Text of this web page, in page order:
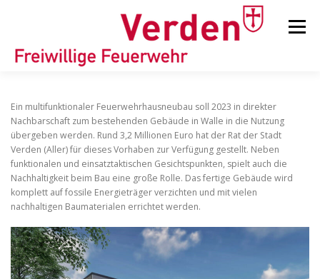
Menü
ORTSFEUERWEHREN
KINDER-/JUGENDFEUERWEHR AUSRÜSTUNG
TIPPS/TRICKS
Ein multifunktionaler Feuerwehrhausneubau soll 2023 in direkter
Nachbarschaft zum bestehenden Gebäude in Walle in die Nutzung
übergeben werden. Rund 3,2 Millionen Euro hat der Rat der Stadt
Verden (Aller) für dieses Vorhaben zur Verfügung gestellt. Neben
funktionalen und einsatztaktischen Gesichtspunkten, spielt auch die
Nachhaltigkeit beim Bau eine große Rolle. Das fertige Gebäude wird
komplett auf fossile Energieträger verzichten und mit vielen
nachhaltigen Baumaterialen errichtet werden.